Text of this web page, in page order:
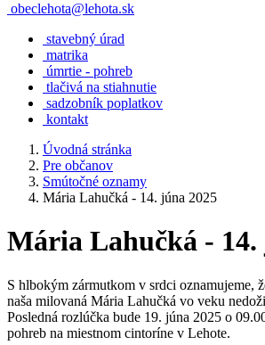
obeclehota@lehota.sk
stavebný úrad
matrika
úmrtie - pohreb
tlačivá na stiahnutie
sadzobník poplatkov
kontakt
Úvodná stránka
Pre občanov
Smútočné oznamy
Mária Lahučká - 14. júna 2025
Mária Lahučká - 14.
S hlbokým zármutkom v srdci oznamujeme,
naša milovaná Mária Lahučká vo veku
Posledná rozlúčka bude 19. júna 2025 o
pohreb na miestnom cintoríne v Lehote.